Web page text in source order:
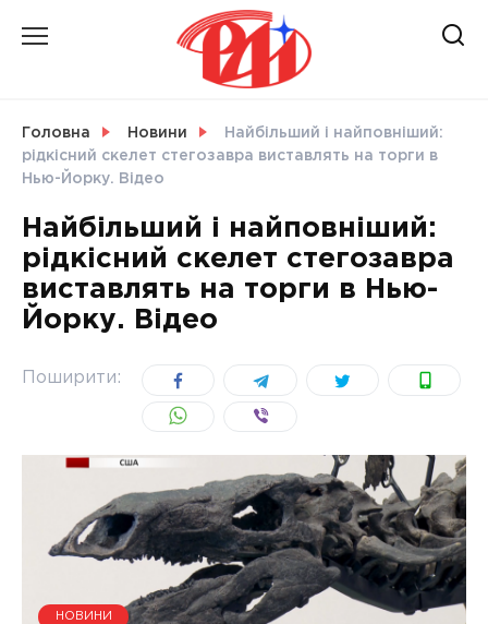
СВІТ
УКРАЇНА
Головна Новини
Найбільший і найповніший:
рідкісний скелет стегозавра виставлять на торги в
Нью-Йорку. Відео
Найбільший і найповніший:
рідкісний скелет стегозавра
виставлять на торги в Нью-
Йорку. Відео
Поширити:
НОВИНИ